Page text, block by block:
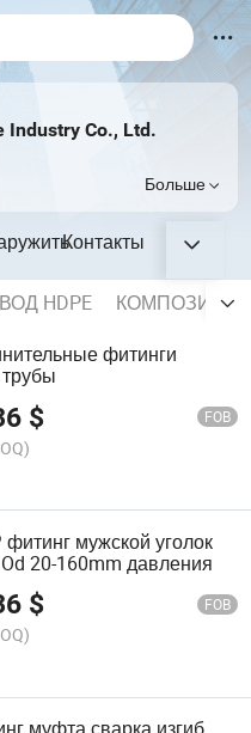
Industry Co., Ltd.
Больше
Контакты
HDPE
фитинги
$ FOB
мужской уголок
20-160mm давления
$ FOB